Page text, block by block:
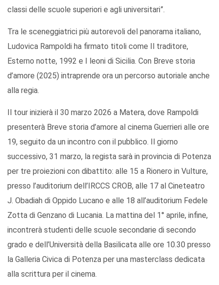
classi delle scuole superiori e agli universitari”.
Tra le sceneggiatrici più autorevoli del panorama italiano,
Ludovica Rampoldi ha firmato titoli come Il traditore,
Esterno notte, 1992 e I leoni di Sicilia. Con Breve storia
d’amore (2025) intraprende ora un percorso autoriale anche
alla regia.
Il tour inizierà il 30 marzo 2026 a Matera, dove Rampoldi
presenterà Breve storia d’amore al cinema Guerrieri alle ore
19, seguito da un incontro con il pubblico. Il giorno
successivo, 31 marzo, la regista sarà in provincia di Potenza
per tre proiezioni con dibattito: alle 15 a Rionero in Vulture,
presso l’auditorium dell’IRCCS CROB, alle 17 al Cineteatro
J. Obadiah di Oppido Lucano e alle 18 all’auditorium Fedele
Zotta di Genzano di Lucania. La mattina del 1° aprile, infine,
incontrerà studenti delle scuole secondarie di secondo
grado e dell’Università della Basilicata alle ore 10.30 presso
la Galleria Civica di Potenza per una masterclass dedicata
alla scrittura per il cinema.